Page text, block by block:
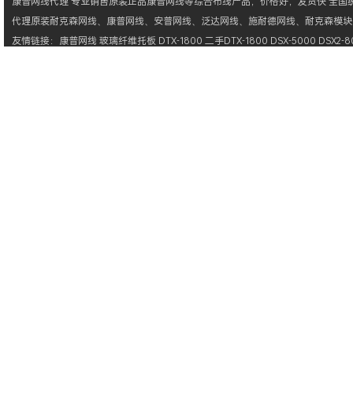
代理原装耐克森网线、 康普网线、 安普网线、 泛达网线、 施耐德网线、 耐克森模块
友情链接： 康普网线玻璃纤维托板 DTX-1800 二手DTX-1800 DSX-5000 DSX2-